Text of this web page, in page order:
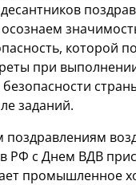
которой
при
заданий.
поздравлениям
РФ с Днем ВДВ
промышленное